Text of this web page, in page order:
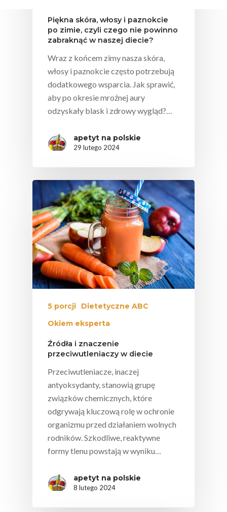
Piękna skóra, włosy i paznokcie
po zimie, czyli czego nie powinno
zabraknąć w naszej diecie?
Wraz z końcem zimy nasza skóra,
włosy i paznokcie często potrzebują
dodatkowego wsparcia. Jak sprawić,
aby po okresie mroźnej aury
odzyskały blask i zdrowy wygląd?…
apetyt na polskie
29 lutego 2024
5 porcji
Dietetyczne ABC
Okiem eksperta
Źródła i znaczenie
przeciwutleniaczy w diecie
Przeciwutleniacze, inaczej
antyoksydanty, stanowią grupę
związków chemicznych, które
odgrywają kluczową rolę w ochronie
organizmu przed działaniem wolnych
rodników. Szkodliwe, reaktywne
formy tlenu powstają w wyniku…
apetyt na polskie
8 lutego 2024